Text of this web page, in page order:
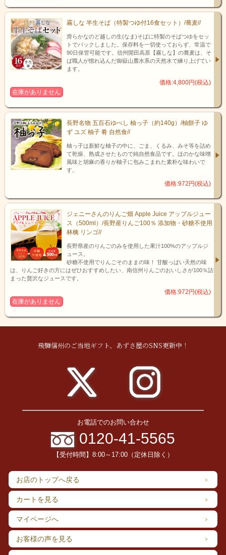
※詳しいレシピは飯田上郷店長ブログ【あずさ屋のトリセツ】へ
霧しな 半生そば（特製つゆ付16食セット）/蕎麦//
滑らかなのど越しの生(なま)そばに特製のそばつゆをセッ
トでパックしました。保存料を一切使っておらず、常温で
90日保管可能です。信州開田高原【霧しな】の蕎麦は、そ
ば職人が惚れ込んだ御嶽山麓水系の天然水で練り上げてい
ます。
価格:4,800円(税込)
在庫がありません
長野名物 五百石ゆべし 柚っ子（約140g）/柚餅子 ゆ
ず ユズ 柚子 肴 自然食//
柚っ子は新鮮な柚子の中に、ごま、くるみ、みそ等を詰め
て乾燥、熟成させたもので純自然食品です。ほのかな味噌
風味と胡麻の香りが柚子に包みこまれた素朴な味わいで
す。
価格:972円(税込)
ジェニーさんのりんご畑 Apple Juice アップルジュー
ス（500ml）/長野産りんご100％ 添加物・砂糖不使用
林檎 リンゴ//
長野県産のりんごのみを使用した果汁100%のアップルジ
ュース。
砂糖不使用でりんごそのままの味！ 甘酸っぱい天然の味
は、りんご好きの方にはぜひおすすめしたい、南信州りんごのおいしさが100％詰
まった贅沢なジュースです。
価格:972円(税込)
在庫がありません
飛騨信州のご当地ギフト、あずさ屋のSNS更新中！
お電話でのお問い合わせ
0120-41-5565
【受付時間】8:00～17:00（定休日除く）
お店のトップへ戻る
カートを見る
マイページへ
お客様の声を見る